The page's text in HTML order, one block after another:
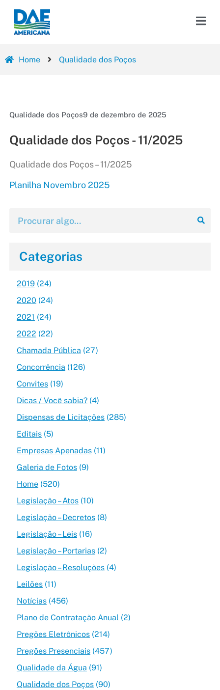
Home Qualidade dos Poços
Qualidade dos Poços9 de dezembro de 2025
Qualidade dos Poços - 11/2025
Qualidade dos Poços – 11/2025
Planilha Novembro 2025
Categorias
2019(24)
2020 (24)
2021 (24)
2022 (22)
Chamada Pública (27)
Concorrência (126)
Convites(19)
Dicas / Você sabia?(4)
Dispensas de Licitações(285)
Editais(5)
Empresas Apenadas(11)
Galeria de Fotos(9)
Home(520)
Legislação – Atos(10)
Legislação – Decretos(8)
Legislação – Leis(16)
Legislação – Portarias(2)
Legislação – Resoluções(4)
Leilões(11)
Notícias(456)
Plano de Contratação Anual (2)
Pregões Eletrônicos(214)
Pregões Presenciais(457)
Qualidade da Água (91)
Qualidade dos Poços(90)